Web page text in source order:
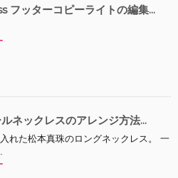
フッターコピーライトの編集...
ネックレスのアレンジ方法...
れた松本真珠のロングネックレス。 一